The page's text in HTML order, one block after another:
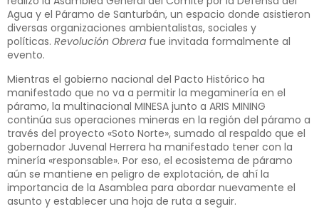
Agua y el Páramo de Santurbán, un espacio donde asistieron
diversas organizaciones ambientalistas, sociales y
políticas. Revolución Obrera fue invitada formalmente al
evento.
Mientras el gobierno nacional del Pacto Histórico ha
manifestado que no va a permitir la megaminería en el
páramo, la multinacional MINESA junto a ARIS MINING
continúa sus operaciones mineras en la región del páramo a
través del proyecto «Soto Norte», sumado al respaldo que el
gobernador Juvenal Herrera ha manifestado tener con la
minería «responsable». Por eso, el ecosistema de páramo
aún se mantiene en peligro de explotación, de ahí la
importancia de la Asamblea para abordar nuevamente el
asunto y establecer una hoja de ruta a seguir.